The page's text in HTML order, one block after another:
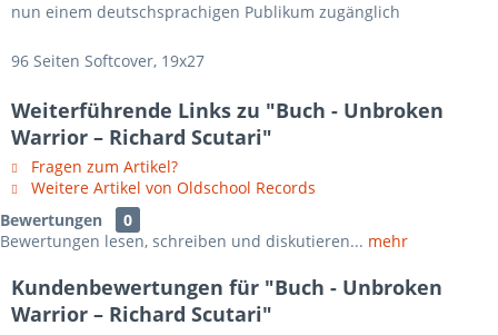
nun einem deutschsprachigen Publikum zugänglich
96 Seiten Softcover, 19x27
Weiterführende Links zu "Buch - Unbroken
Warrior – Richard Scutari"
Fragen zum Artikel?
Weitere Artikel von Oldschool Records
Bewertungen
0
Bewertungen lesen, schreiben und diskutieren... mehr
Kundenbewertungen für "Buch - Unbroken
Warrior – Richard Scutari"